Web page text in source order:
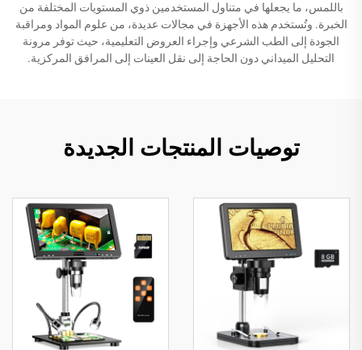
باللمس، ما يجعلها في متناول المستخدمين ذوي المستويات المختلفة من
الخبرة. وتُستخدم هذه الأجهزة في مجالات عديدة، من علوم المواد ومراقبة
الجودة إلى الطب الشرعي وإجراء العروض التعليمية، حيث توفر مرونة
التحليل الميداني دون الحاجة إلى نقل العينات إلى المرافق المركزية.
توصيات المنتجات الجديدة